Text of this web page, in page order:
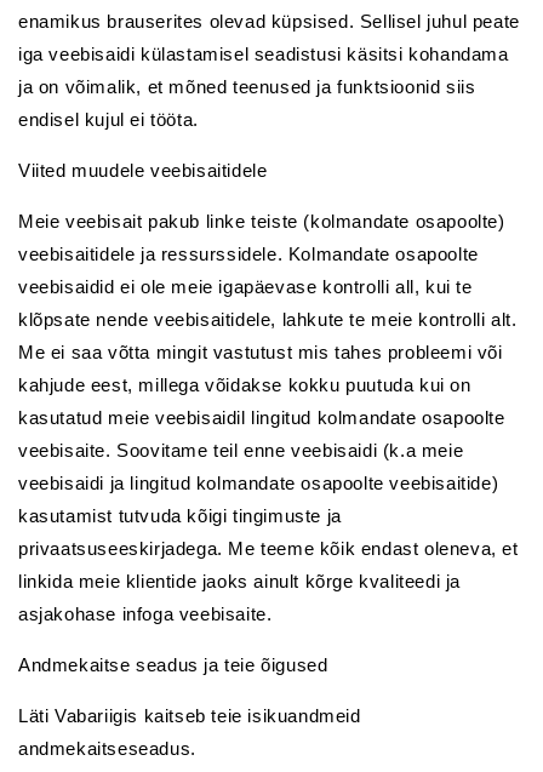
enamikus brauserites olevad küpsised. Sellisel juhul peate
iga veebisaidi külastamisel seadistusi käsitsi kohandama
ja on võimalik, et mõned teenused ja funktsioonid siis
endisel kujul ei tööta.​
Viited muudele veebisaitidele
Meie veebisait pakub linke teiste (kolmandate osapoolte)
veebisaitidele ja ressurssidele. Kolmandate osapoolte
veebisaidid ei ole meie igapäevase kontrolli all, kui te
klõpsate nende veebisaitidele, lahkute te meie kontrolli alt.
Me ei saa võtta mingit vastutust mis tahes probleemi või
kahjude eest, millega võidakse kokku puutuda kui on
kasutatud meie veebisaidil lingitud kolmandate osapoolte
veebisaite. Soovitame teil enne veebisaidi (k.a meie
veebisaidi ja lingitud kolmandate osapoolte veebisaitide)
kasutamist tutvuda kõigi tingimuste ja
privaatsuseeskirjadega. Me teeme kõik endast oleneva, et
linkida meie klientide jaoks ainult kõrge kvaliteedi ja
asjakohase infoga veebisaite.
Andmekaitse seadus ja teie õigused
Läti Vabariigis kaitseb teie isikuandmeid
andmekaitseseadus.